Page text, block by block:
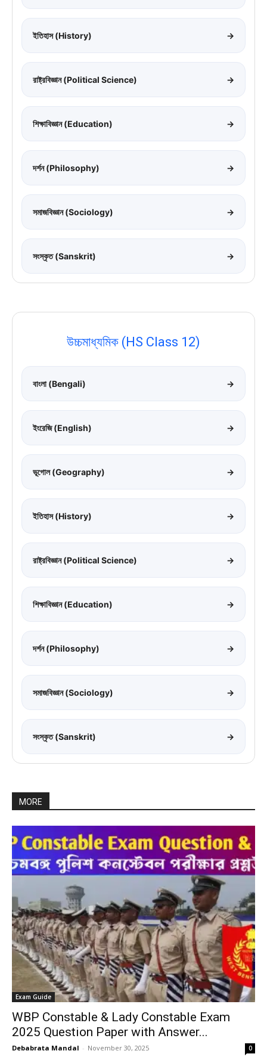
ইতিহাস (History) →
রাষ্ট্রবিজ্ঞান (Political Science) →
শিক্ষাবিজ্ঞান (Education) →
দর্শন (Philosophy) →
সমাজবিজ্ঞান (Sociology) →
সংস্কৃত (Sanskrit) →
উচ্চমাধ্যমিক (HS Class 12)
বাংলা (Bengali) →
ইংরেজি (English) →
ভূগোল (Geography) →
ইতিহাস (History) →
রাষ্ট্রবিজ্ঞান (Political Science) →
শিক্ষাবিজ্ঞান (Education) →
দর্শন (Philosophy) →
সমাজবিজ্ঞান (Sociology) →
সংস্কৃত (Sanskrit) →
MORE
Exam Guide
WBP Constable & Lady Constable Exam
2025 Question Paper with Answer...
Debabrata Mandal - November 30, 2025 0